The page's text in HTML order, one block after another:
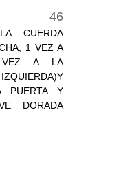
CUERDA
1 VEZ A
VEZ A LA
PUERTA Y
DORADA